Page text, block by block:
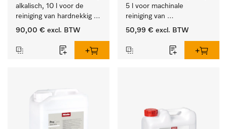
alkalisch, 10 l voor de
reiniging van hardnekkig
vuil op serviesgoed,
90,00 € excl. BTW
5 l voor machinale
reiniging van
laboratoriumglaswerk en -
50,99 € excl. BTW